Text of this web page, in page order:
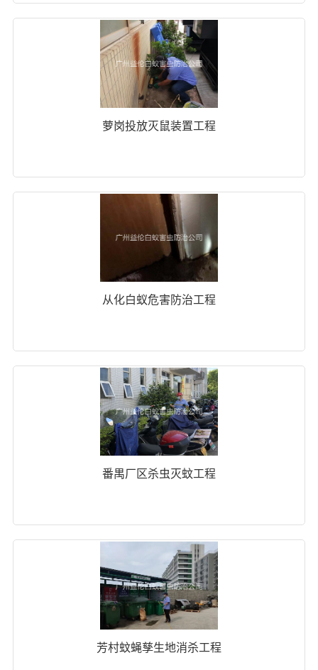
萝岗投放灭鼠装置工程
从化白蚁危害防治工程
番禺厂区杀虫灭蚊工程
芳村蚊蝇孳生地消杀工程